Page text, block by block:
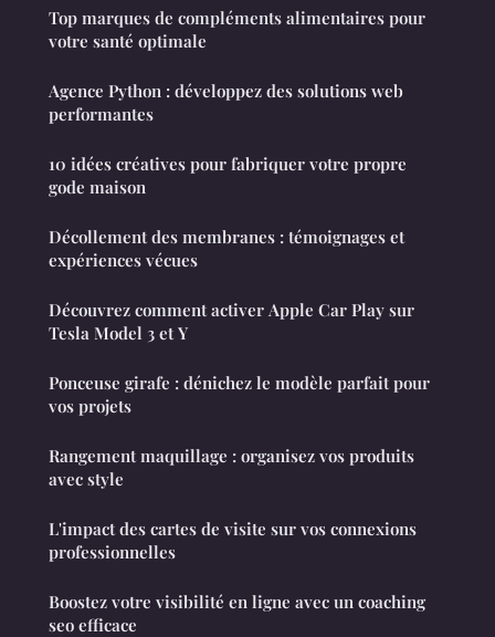
Top marques de compléments alimentaires pour
votre santé optimale
Agence Python : développez des solutions web
performantes
10 idées créatives pour fabriquer votre propre
gode maison
Décollement des membranes : témoignages et
expériences vécues
Découvrez comment activer Apple Car Play sur
Tesla Model 3 et Y
Ponceuse girafe : dénichez le modèle parfait pour
vos projets
Rangement maquillage : organisez vos produits
avec style
L'impact des cartes de visite sur vos connexions
professionnelles
Boostez votre visibilité en ligne avec un coaching
seo efficace